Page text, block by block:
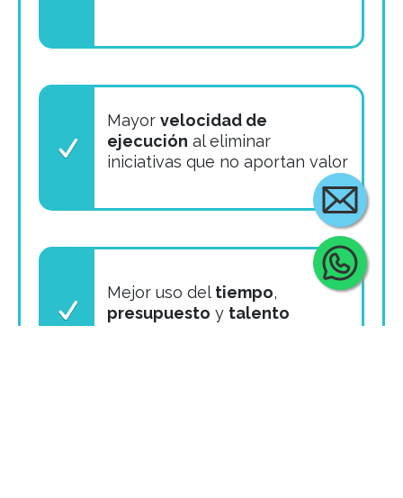
Mayor velocidad de
ejecución al eliminar
iniciativas que no aportan valor
Mejor uso deltiempo,
presupuesto y talento